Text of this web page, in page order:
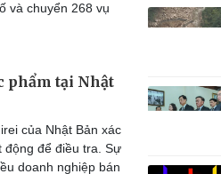
nghiệp 24h
Trải nghiệm
và chuyển 268 vụ
phẩm tại Nhật
của Nhật Bản xác
động để điều tra. Sự
doanh nghiệp bán